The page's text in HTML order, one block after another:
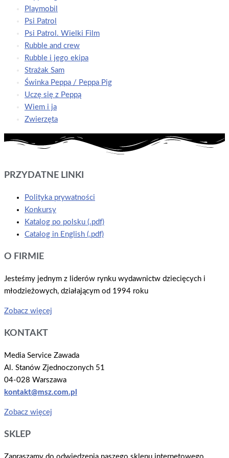
Playmobil
Psi Patrol
Psi Patrol. Wielki Film
Rubble and crew
Rubble i jego ekipa
Strażak Sam
Świnka Peppa / Peppa Pig
Uczę się z Peppą
Wiem i ja
Zwierzęta
PRZYDATNE LINKI
Polityka prywatności
Konkursy
Katalog po polsku (.pdf)
Catalog in English (.pdf)
O FIRMIE
Jesteśmy jednym z liderów rynku wydawnictw dziecięcych i
młodzieżowych, działającym od 1994 roku
Zobacz więcej
KONTAKT
Media Service Zawada
Al. Stanów Zjednoczonych 51
04-028 Warszawa
kontakt@msz.com.pl
Zobacz więcej
SKLEP